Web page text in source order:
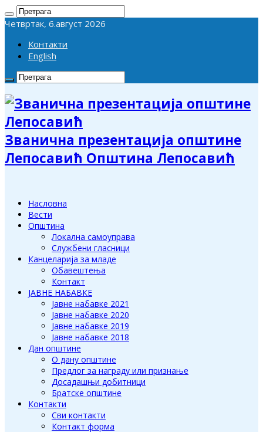
Четвртак, 6.август 2026
Контакти
English
Званична презентација општине
Лепосавић Општина Лепосавић
Насловна
Вести
Општина
Локална самоуправа
Службени гласници
Канцеларија за младе
Обавештења
Контакт
ЈАВНЕ НАБАВКЕ
Јавне набавке 2021
Јавне набавке 2020
Јавне набавке 2019
Јавне набавке 2018
Дан општине
О дану општине
Предлог за награду или признање
Досадашњи добитници
Братске општине
Контакти
Сви контакти
Контакт форма